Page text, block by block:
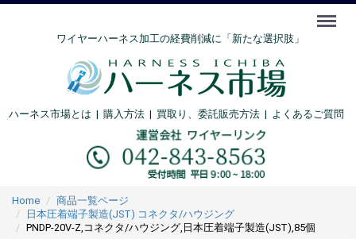
ワイヤーハーネス加工の経費削減に「新たな選択肢」
ハーネス市場とは | 購入方法| 買取り、委託販売方法 | よくあるご質問
Menu
Home
商品一覧ページ
日本圧着端子製造(JST) コネクタ/ハウジング
PNDP-20V-Z,コネクタ/ハウジング,日本圧着端子製造(JST),85個